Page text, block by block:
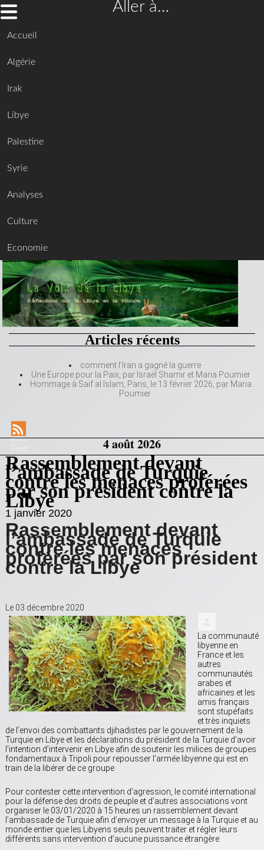
Aller à…
Accueil
Algérie
Irak
Libye
Palestine
Syrie
Analyses
Culture
Economie
Articles récents
comment l’Iran a gagné la guerre
Une Europe pour la Paix, par Israël Shamir et Maria Poumier
Hommage à Saif al Islam, Paris, le 13 février 2026, par Maria
Poumier
RSS
4 août 2026
Rassemblement devant
l’ambassade de Turquie
contre les menaces proférées
par son président contre la
Libye
1 janvier 2020
Rassemblement devant
l’ambassade de Turquie
contre les menaces
proférées par son président
contre la Libye
Le 03 décembre 2020
La communauté
libyenne en
France et les
autres
communautés
arabes et
africaines et les
amis français
sont stupéfaits
et très inquiets
de l’envoi des combattants djihadistes par le gouvernement de la
Turquie en Libye et les déclarations du président de la Turquie d’avoir
l’intention d’intervenir en Libye afin de soutenir les milices de groupes
fondamentaux à Tripoli pour repousser l’armée libyenne qui est en
train de la libérer de ce groupe
Pour contester cette intervention d’agression, le comité international
pour la défense des droits de peuple et d’autres associations vont
organiser le 03/01/2020 à 15 heures un rassemblement devant
l’ambassade de Turquie afin d’envoyer un message à la Turquie et au
monde entier que les Libyens seuls peuvent traiter et régler leurs
différents sans intervention d’aucune puissance étrangère.